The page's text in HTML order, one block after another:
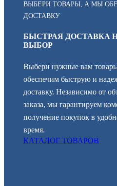
ВЫБЕРИ ТОВАРЫ, А МЫ
ДОСТАВКУ
БЫСТРАЯ ДОСТАВКА
ВЫБОР
Выбери нужные вам
обеспечим быструю и
доставку. Независимо от
заказа, мы гарантируем
получение покупок в
время.
КАТАЛОГ ТОВАРОВ